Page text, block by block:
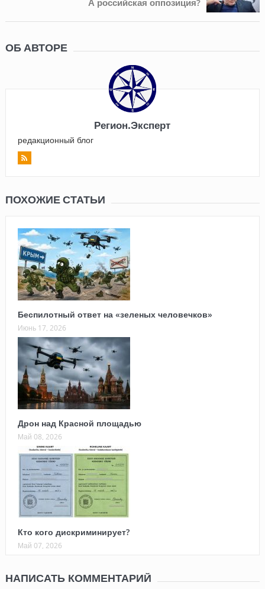
А российская оппозиция?
ОБ АВТОРЕ
Регион.Эксперт
редакционный блог
ПОХОЖИЕ СТАТЬИ
Беспилотный ответ на «зеленых человечков»
Июнь 17, 2026
Дрон над Красной площадью
Май 08, 2026
Кто кого дискриминирует?
Май 07, 2026
НАПИСАТЬ КОММЕНТАРИЙ